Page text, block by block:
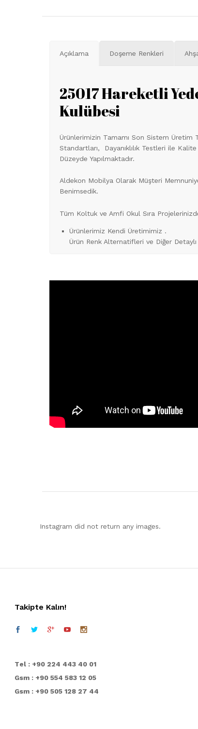
Açıklama Doşeme Renkleri
25017 Hareketli
Kulübesi
Ürünlerimizin Tamamı Son Sistem Üretim
Standartları, Dayanıklılık Testleri ile
Düzeyde Yapılmaktadır.
Aldekon Mobilya Olarak Müşteri
Benimsedik.
Tüm Koltuk ve Amfi Okul Sıra
Ürünlerimiz Kendi Üretimimiz .
Ürün Renk Alternatifleri ve Diğer
Instagram did not return any images.
Takipte Kalın!
Tel : +90 224 443 40 01
Gsm : +90 554 583 12 05
Gsm : +90 505 128 27 44